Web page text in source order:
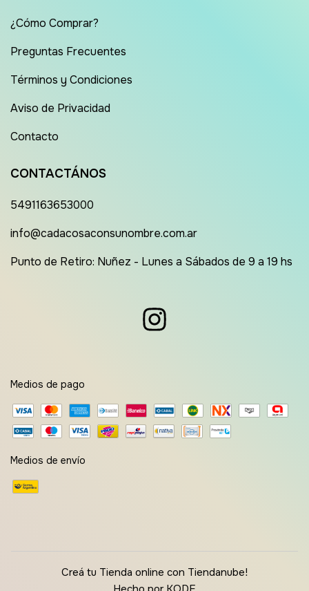
¿Cómo Comprar?
Preguntas Frecuentes
Términos y Condiciones
Aviso de Privacidad
Contacto
CONTACTÁNOS
5491163653000
info@cadacosaconsunombre.com.ar
Punto de Retiro: Nuñez - Lunes a Sábados de 9 a 19 hs
Medios de pago
Medios de envío
Creá tu Tienda online con Tiendanube!